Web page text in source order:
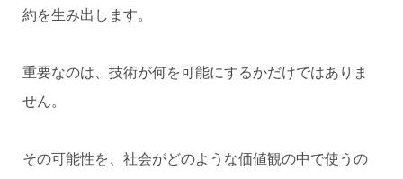
約を生み出します。
重要なのは、技術が何を可能にするかだけではありま
せん。
その可能性を、社会がどのような価値観の中で使うの